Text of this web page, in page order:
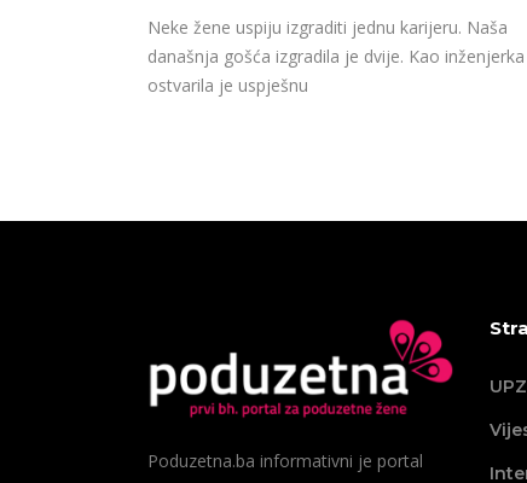
Neke žene uspiju izgraditi jednu karijeru. Naša
današnja gošća izgradila je dvije. Kao inženjerka
ostvarila je uspješnu
Poduzetna.ba informativni je portal